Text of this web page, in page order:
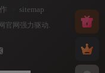
sitemap
官网 强力驱动.